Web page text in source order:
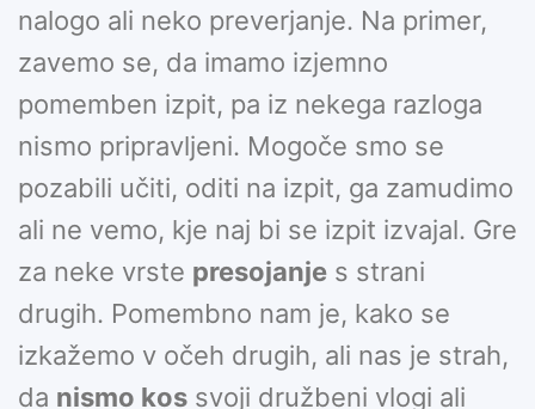
nalogo ali neko preverjanje. Na primer,
zavemo se, da imamo izjemno
pomemben izpit, pa iz nekega razloga
nismo pripravljeni. Mogoče smo se
pozabili učiti, oditi na izpit, ga zamudimo
ali ne vemo, kje naj bi se izpit izvajal. Gre
za neke vrste presojanje s strani
drugih. Pomembno nam je, kako se
izkažemo v očeh drugih, ali nas je strah,
da nismo kos svoji družbeni vlogi ali